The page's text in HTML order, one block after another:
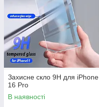
Захисне скло 9H для iPhone
16 Pro
В наявності